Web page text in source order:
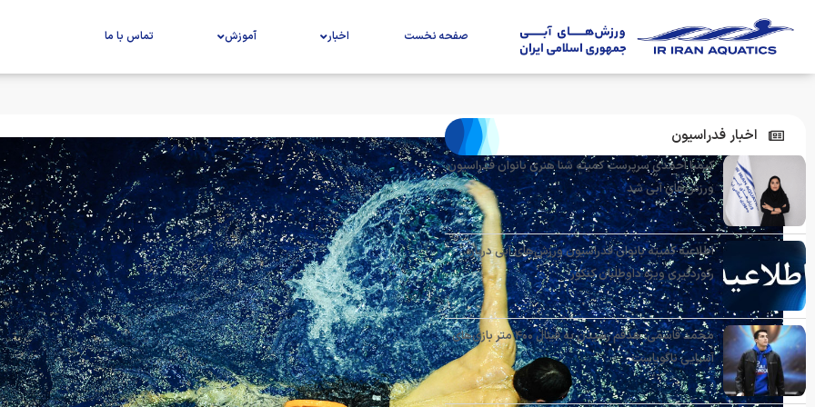
صفحه نخست اخبار آموزش تماس با ما
اخبار فدراسیون
کیمیا احمدی سرپرست کمیته شنا هنری بانوان فدراسیون
ورزش‌های آبی شد
اطلاعیه کمیته بانوان فدراسیون ورزش‌های آبی درباره
رکوردگیری ویژه داوطلبان کنکور
محمد قاسمی: هدفم رسیدن به فینال ۴۰۰ متر بازی‌های
آسیایی ناگویاست